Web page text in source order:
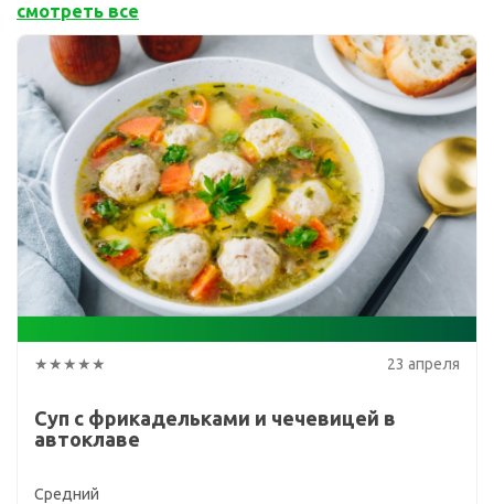
смотреть все
★★★★★ 23 апреля
Суп с фрикадельками и чечевицей в
автоклаве
Средний